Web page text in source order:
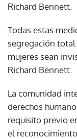
Richard Bennett.
Todas estas
segregación
mujeres sean
Richard Bennett.
La comunidad
derechos
requisito previo
el